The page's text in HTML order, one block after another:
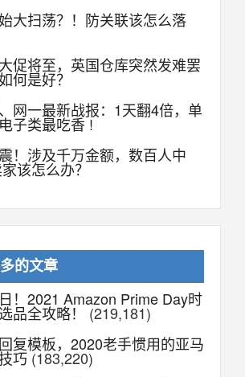
大扫荡？！防关联该怎么落
促将至，英国仓库突然发难罢
何是好？
网一最新战报：1天翻4倍，单
子类最吃香 !
！涉及千万金额，数百人中
该怎么办？
的文章
！2021 Amazon Prime Day时
品全攻略！
(219,181)
复模板，2020老手惯用的亚马
巧 (183,220)